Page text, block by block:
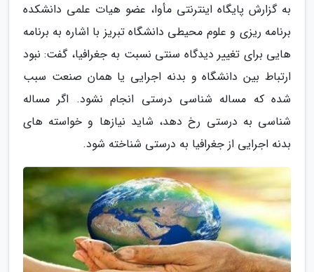
به گزارش پایگاه اینترنتی مأوا، عضو هیات علمی دانشکده
برنامه ریزی و علوم محیطی دانشگاه تبریز با اشاره به برنامه
هایی برای تغییر دیدگاه سنتی نسبت به جغرافیا، گفت: نبود
ارتباط بین دانشگاه و بدنه اجرایی یا همان صنعت سبب
شده که مساله شناسی درستی انجام نشود. اگر مساله
شناسی به درستی رخ دهد، شاید نیازها و خواسته های
بدنه اجرایی از جغرافیا به درستی شناخته شود.